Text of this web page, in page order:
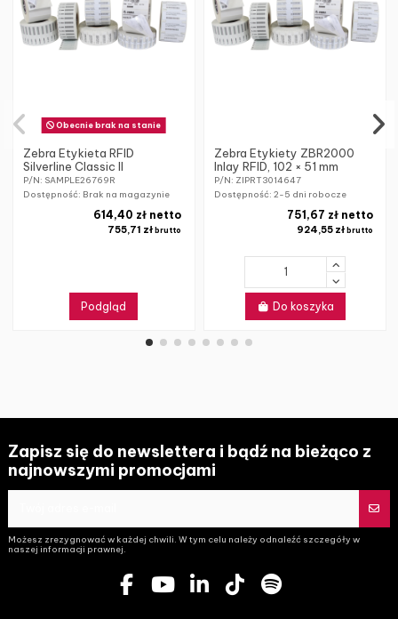
Obecnie brak na stanie
Zebra Etykieta RFID
Silverline Classic II
P/N: SAMPLE26769R
Dostępność: Brak na magazynie
755,71 złbrutto
614,40 zł netto
Podgląd
Zebra Etykiety ZBR2000
Inlay RFID, 102 × 51 mm
P/N: ZIPRT3014647
Dostępność:2-5 dni robocze
924,55 zł brutto
751,67 zł netto
Do koszyka
Zapisz się do newslettera i bądź na bieżąco z
najnowszymi promocjami
Możesz zrezygnować w każdej chwili. W tym celu należy odnaleźć szczegóły w
naszej informacji prawnej.